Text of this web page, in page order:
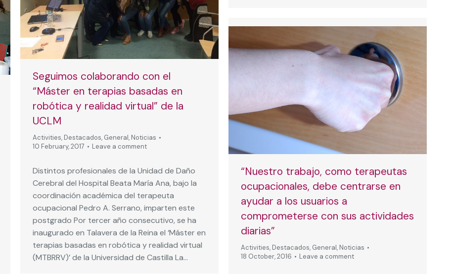
Seguimos colaborando con el
“Máster en terapias basadas en
robótica y realidad virtual” de la
UCLM
Activities, Destacados, General, Noticias
10 February, 2017
Leave a comment
Distintos profesionales de la Unidad de Daño
Cerebral del Hospital Beata María Ana, bajo la
coordinación académica del terapeuta
ocupacional Pedro A. Serrano, imparten este
postgrado Por tercer año consecutivo, se ha
inaugurado en Talavera de la Reina el ‘Máster en
terapias basadas en robótica y realidad virtual
(MTBRRV)’ de la Universidad de Castilla La…
“Nuestro trabajo, como terapeutas
ocupacionales, debe centrarse en
ayudar a los usuarios a
comprometerse con sus actividades
diarias”
Activities, Destacados, General, Noticias
18 October, 2016
Leave a comment